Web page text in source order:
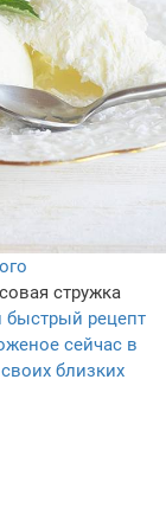
стружка
рецепт
сейчас в
близких